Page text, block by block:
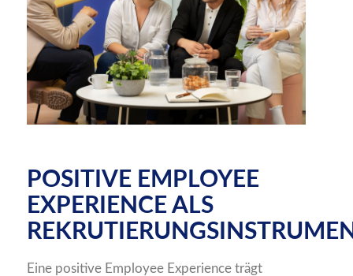
POSITIVE EMPLOYEE
EXPERIENCE ALS
Eine positive Employee Experience trägt